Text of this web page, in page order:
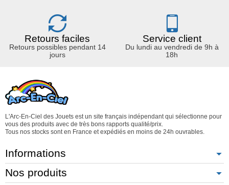
Retours faciles
Retours possibles pendant 14
jours
Service client
Du lundi au vendredi de 9h à
18h
L'Arc-En-Ciel des Jouets est un site français indépendant qui sélectionne pour
vous des produits avec de très bons rapports qualité/prix.
Tous nos stocks sont en France et expédiés en moins de 24h ouvrables.
Informations
Nos produits